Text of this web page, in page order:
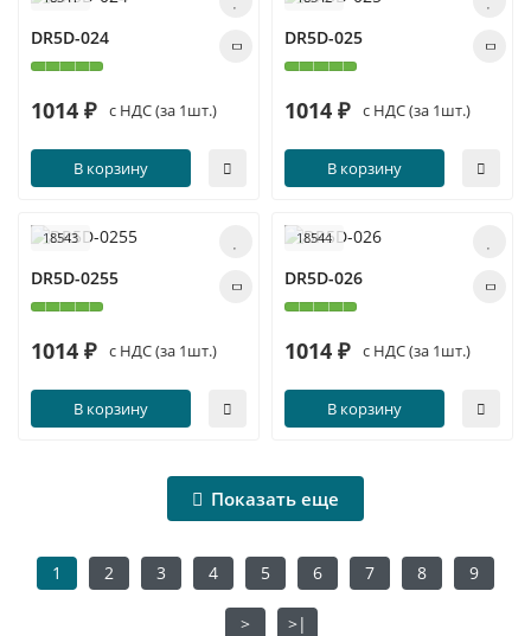
DR5D-024
1014 ₽ с НДС (за 1шт.)
В корзину
DR5D-025
1014 ₽ с НДС (за 1шт.)
В корзину
18543
DR5D-0255
1014 ₽ с НДС (за 1шт.)
В корзину
18544
DR5D-026
1014 ₽ с НДС (за 1шт.)
В корзину
Показать еще
1 2 3 4 5 6 7 8 9
> >|